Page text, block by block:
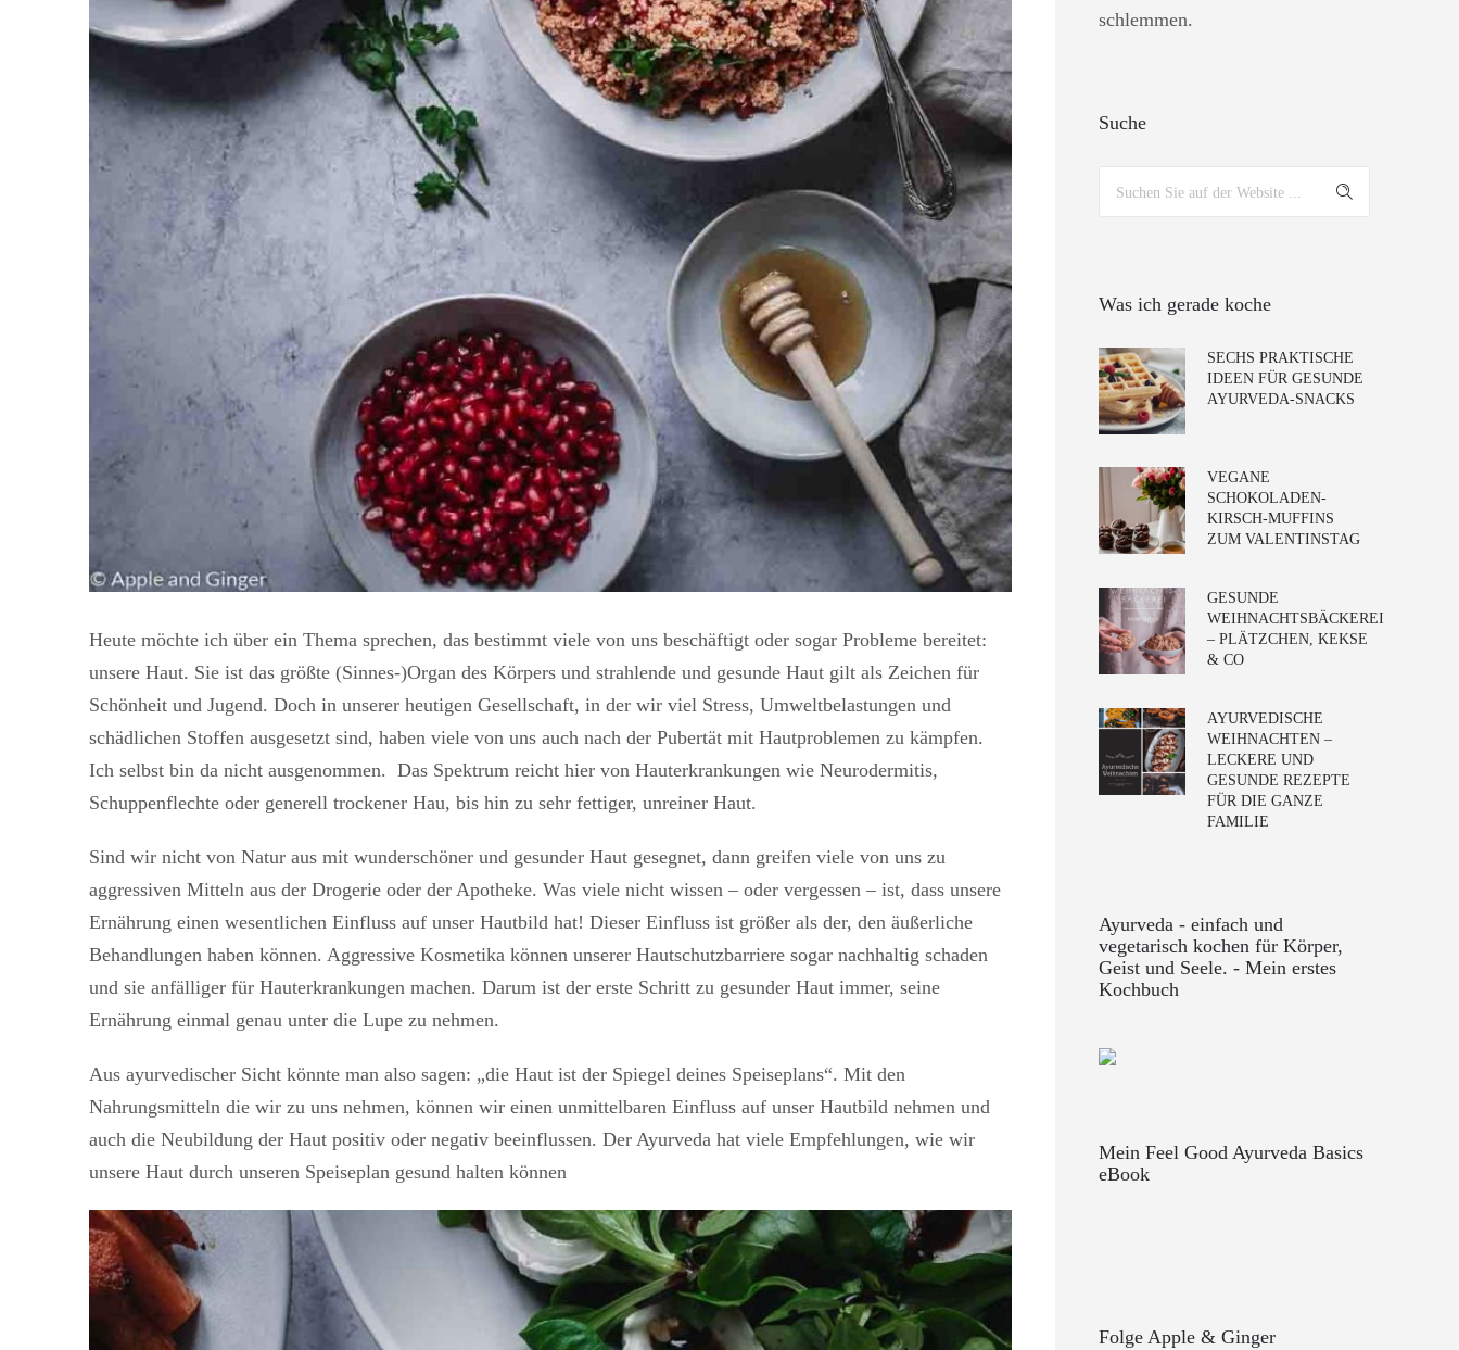
Heute möchte ich über ein Thema sprechen, das bestimmt viele von uns beschäftigt oder sogar Probleme bereitet:
unsere Haut. Sie ist das größte (Sinnes-)Organ des Körpers und strahlende und gesunde Haut gilt als Zeichen für
Schönheit und Jugend. Doch in unserer heutigen Gesellschaft, in der wir viel Stress, Umweltbelastungen und
schädlichen Stoffen ausgesetzt sind, haben viele von uns auch nach der Pubertät mit Hautproblemen zu kämpfen.
Ich selbst bin da nicht ausgenommen. Das Spektrum reicht hier von Hauterkrankungen wie Neurodermitis,
Schuppenflechte oder generell trockener Hau, bis hin zu sehr fettiger, unreiner Haut.
Sind wir nicht von Natur aus mit wunderschöner und gesunder Haut gesegnet, dann greifen viele von uns zu
aggressiven Mitteln aus der Drogerie oder der Apotheke. Was viele nicht wissen – oder vergessen – ist, dass unsere
Ernährung einen wesentlichen Einfluss auf unser Hautbild hat! Dieser Einfluss ist größer als der, den äußerliche
Behandlungen haben können. Aggressive Kosmetika können unserer Hautschutzbarriere sogar nachhaltig schaden
und sie anfälliger für Hauterkrankungen machen. Darum ist der erste Schritt zu gesunder Haut immer, seine
Ernährung einmal genau unter die Lupe zu nehmen.
Aus ayurvedischer Sicht könnte man also sagen: „die Haut ist der Spiegel deines Speiseplans“. Mit den
Nahrungsmitteln die wir zu uns nehmen, können wir einen unmittelbaren Einfluss auf unser Hautbild nehmen und
auch die Neubildung der Haut positiv oder negativ beeinflussen. Der Ayurveda hat viele Empfehlungen, wie wir
unsere Haut durch unseren Speiseplan gesund halten können
schlemmen.
Suche
Was ich gerade koche
SECHS PRAKTISCHE
IDEEN FÜR GESUNDE
AYURVEDA-SNACKS
VEGANE
SCHOKOLADEN-
KIRSCH-MUFFINS
ZUM VALENTINSTAG
GESUNDE
WEIHNACHTSBÄCKEREI
– PLÄTZCHEN, KEKSE
& CO
AYURVEDISCHE
WEIHNACHTEN –
LECKERE UND
GESUNDE REZEPTE
FÜR DIE GANZE
FAMILIE
Ayurveda - einfach und
vegetarisch kochen für Körper,
Geist und Seele. - Mein erstes
Kochbuch
Mein Feel Good Ayurveda Basics
eBook
Folge Apple & Ginger